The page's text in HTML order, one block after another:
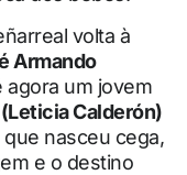
volta à
Armando
agora um jovem
Calderón)
nasceu cega,
e o destino